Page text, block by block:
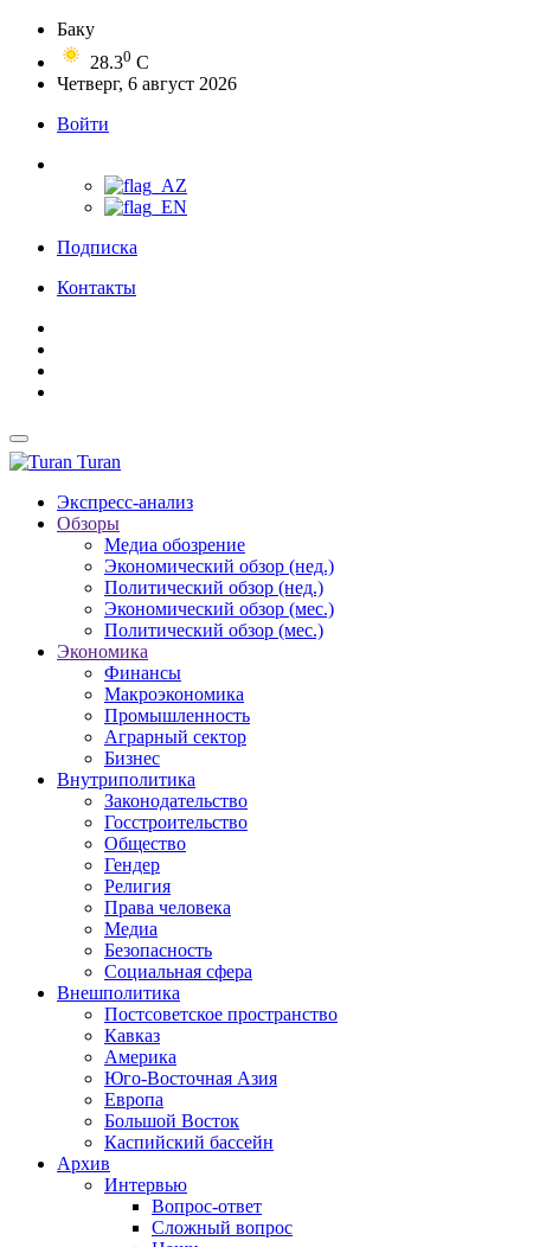
Баку
28.30 C
Четверг, 6 август 2026
Войти
Подписка
Контакты
Turan
Экспресс-анализ
Обзоры
Медиа обозрение
Экономический обзор (нед.)
Политический обзор (нед.)
Экономический обзор (мес.)
Политический обзор (мес.)
Экономика
Финансы
Макроэкономика
Промышленность
Аграрный сектор
Бизнес
Внутриполитика
Законодательство
Госстроительство
Общество
Гендер
Религия
Права человека
Медиа
Безопасность
Социальная сфера
Внешполитика
Постсоветское пространство
Кавказ
Америка
Юго-Восточная Азия
Европа
Большой Восток
Каспийский бассейн
Архив
Интервью
Вопрос-ответ
Сложный вопрос